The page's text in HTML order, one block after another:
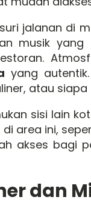
jalanan di
musik
yang
atau
sisi lain
area ini,
akses bagi
dan